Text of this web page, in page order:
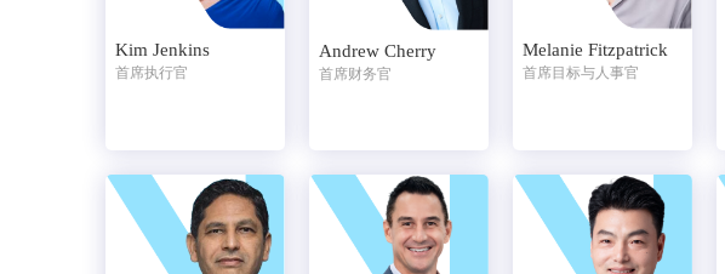
Kim Jenkins
首席执行官
Andrew Cherry
首席财务官
Melanie Fitzpatrick
首席目标与人事官